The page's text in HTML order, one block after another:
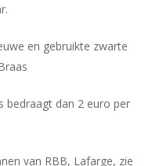
en gebruikte zwarte
bedraagt dan 2 euro per
van RBB, Lafarge, zie